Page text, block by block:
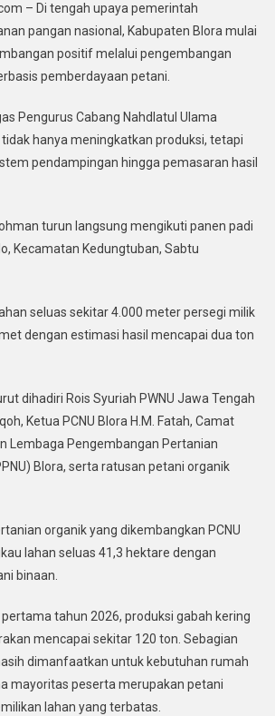
Blora
Panen
Padi
Petani
Binaan
PCNU,
Penguatan
Ketahanan
– Di tengah upaya pemerintah
pangan nasional, Kabupaten Blora mulai
positif melalui pengembangan
pemberdayaan petani.
Pengurus Cabang Nahdlatul Ulama
tidak hanya meningkatkan produksi, tetapi
pendampingan hingga pemasaran hasil
turun langsung mengikuti panen padi
Kecamatan Kedungtuban, Sabtu
seluas sekitar 4.000 meter persegi milik
dengan estimasi hasil mencapai dua ton
dihadiri Rois Syuriah PWNU Jawa Tengah
Ketua PCNU Blora H.M. Fatah, Camat
Lembaga Pengembangan Pertanian
Blora, serta ratusan petani organik
organik yang dikembangkan PCNU
lahan seluas 41,3 hektare dengan
binaan.
tahun 2026, produksi gabah kering
mencapai sekitar 120 ton. Sebagian
dimanfaatkan untuk kebutuhan rumah
mayoritas peserta merupakan petani
lahan yang terbatas.